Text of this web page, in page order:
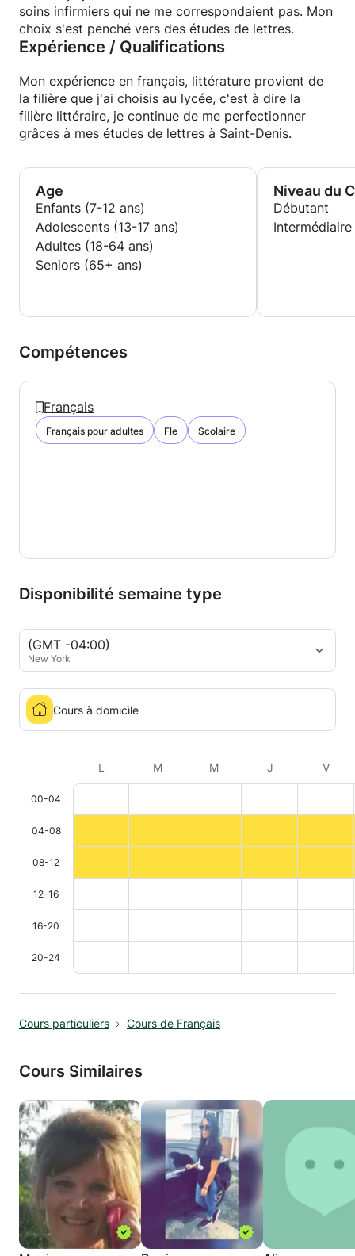
soins infirmiers qui ne me correspondaient pas. Mon
choix s'est penché vers des études de lettres.
Expérience / Qualifications
Mon expérience en français, littérature provient de
la filière que j'ai choisis au lycée, c'est à dire la
filière littéraire, je continue de me perfectionner
grâces à mes études de lettres à Saint-Denis.
Age
Enfants (7-12 ans)
Adolescents (13-17 ans)
Adultes (18-64 ans)
Seniors (65+ ans)
Niveau du
Débutant
Intermédiaire
Compétences
Français
Français pour adultes Fle Scolaire
Disponibilité semaine type
(GMT -04:00)
New York
Cours à domicile
L M M J V
00-04
04-08
08-12
12-16
16-20
20-24
Cours particuliers Cours de Français
Cours Similaires